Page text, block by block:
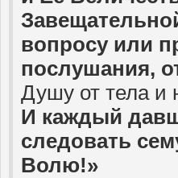
вопросу или
послушания,
Душу от тела и
И каждый
следовать
Волю!»